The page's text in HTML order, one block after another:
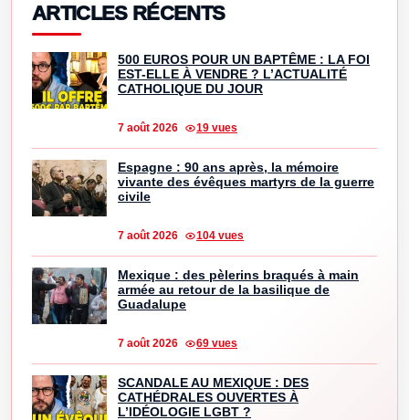
ARTICLES RÉCENTS
500 EUROS POUR UN BAPTÊME : LA FOI
EST-ELLE À VENDRE ? L’ACTUALITÉ
CATHOLIQUE DU JOUR
7 août 2026 19 vues
Espagne : 90 ans après, la mémoire
vivante des évêques martyrs de la guerre
civile
7 août 2026 104 vues
Mexique : des pèlerins braqués à main
armée au retour de la basilique de
Guadalupe
7 août 2026 69 vues
SCANDALE AU MEXIQUE : DES
CATHÉDRALES OUVERTES À
L’IDÉOLOGIE LGBT ?